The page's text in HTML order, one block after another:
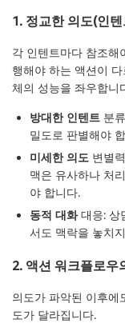
1. 정교한 의도(인
각 인텐트마다 참조해
행해야 하는 액션이
체의 성능을 좌우합니
방대한 인텐트 분류
밀도로 판별해야
미세한 의도 변별력
맥은 유사하나 처
야 합니다.
동적 대화 대응: 상
서도 맥락을 놓치
2. 액션 워크플로우
의도가 파악된 이후에
도가 달라집니다.